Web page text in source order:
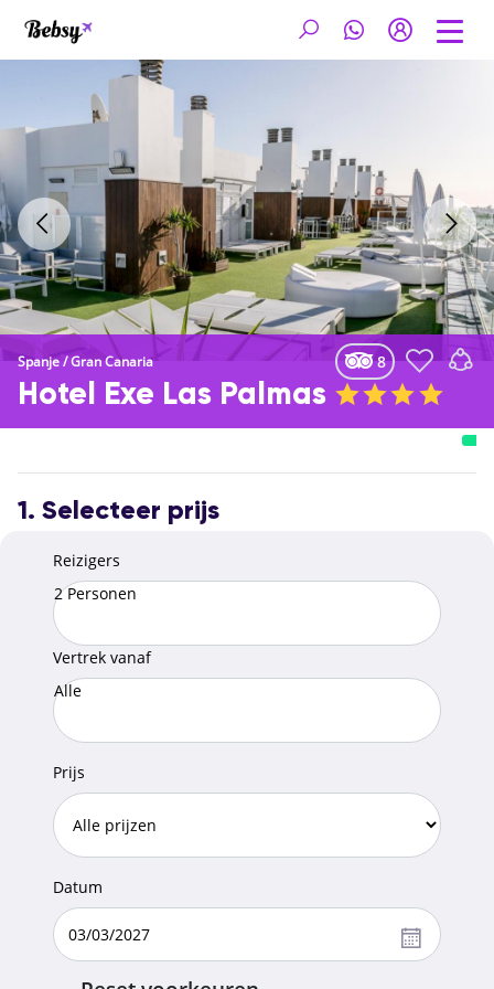
Spanje/Gran Canaria 8
Hotel Exe Las Palmas
1. Selecteer prijs
Reizigers
2 Personen
Vertrek vanaf
Alle
Prijs
Datum